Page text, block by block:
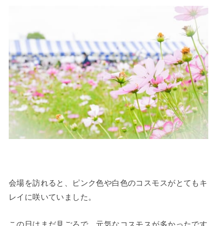
会場を訪れると、ピンク色や白色のコスモスがとてもキ
レイに咲いていました。
この日はまだ見ごろで、元気なコスモスが多かったです